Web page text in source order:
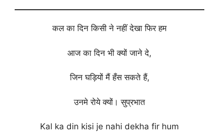
कल का दिन किसी ने नहीं देखा फिर हम
आज का दिन भी क्यों जाने दे,
जिन घड़ियों मैं हँस सकते हैं,
उनमे रोये क्यों। सुप्रभात
Kal ka din kisi je nahi dekha fir hum